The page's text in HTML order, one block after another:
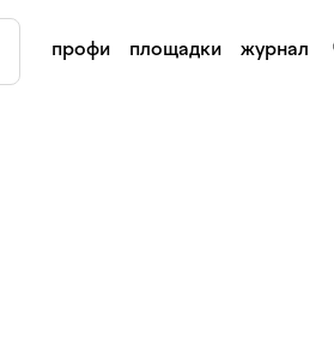
профи площадки журнал